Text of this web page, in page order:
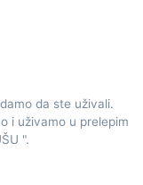
da ste uživali.
i uživamo u prelepim
".